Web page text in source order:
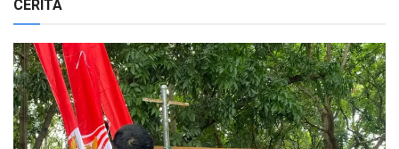
CERITA